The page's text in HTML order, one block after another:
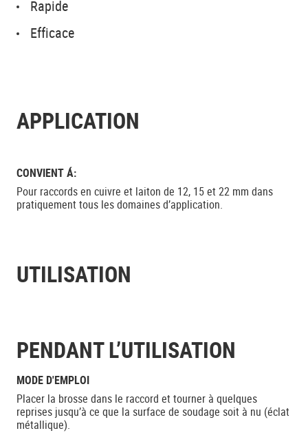
Rapide
Efficace
APPLICATION
CONVIENT Á:
Pour raccords en cuivre et laiton de 12, 15 et 22 mm dans
pratiquement tous les domaines d’application.
UTILISATION
PENDANT L’UTILISATION
MODE D'EMPLOI
Placer la brosse dans le raccord et tourner à quelques
reprises jusqu’à ce que la surface de soudage soit à nu (éclat
métallique).